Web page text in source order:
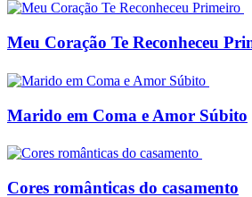
Meu Coração Te Reconheceu
Marido em Coma e Amor Súbito
Cores românticas do casamento